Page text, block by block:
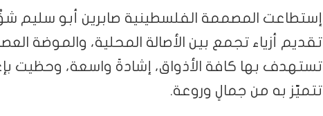
إستطاعت المصممة الفلسطينية صابرين أبو سليم شقَّ
تقديم أزياء تجمع بين الأصالة المحلية، والموضة
تستهدف بها كافة الأذواق، إشادةً واسعة، وحظيت
تتميّز به من جمالٍ وروعة.